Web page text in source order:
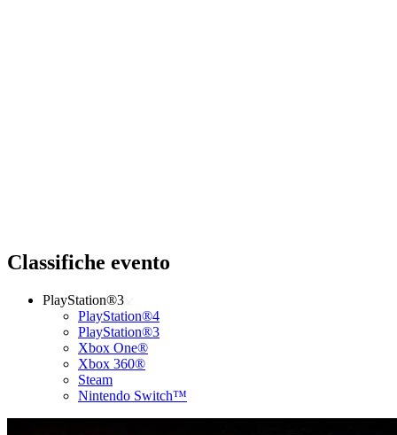
Classifiche evento
PlayStation®3
PlayStation®4
PlayStation®3
Xbox One®
Xbox 360®
Steam
Nintendo Switch™